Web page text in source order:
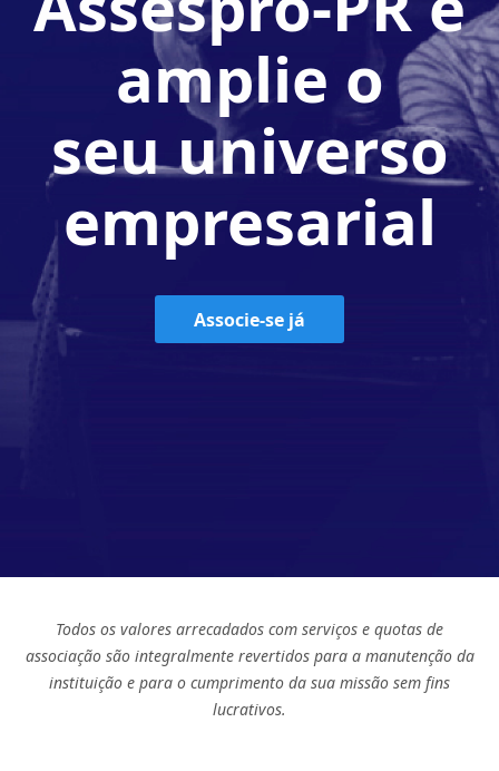
amplie o
seu universo
empresarial
Associe-se já
Todos os valores arrecadados com serviços e quotas de
associação são integralmente revertidos para a manutenção da
instituição e para o cumprimento da sua missão sem fins
lucrativos.